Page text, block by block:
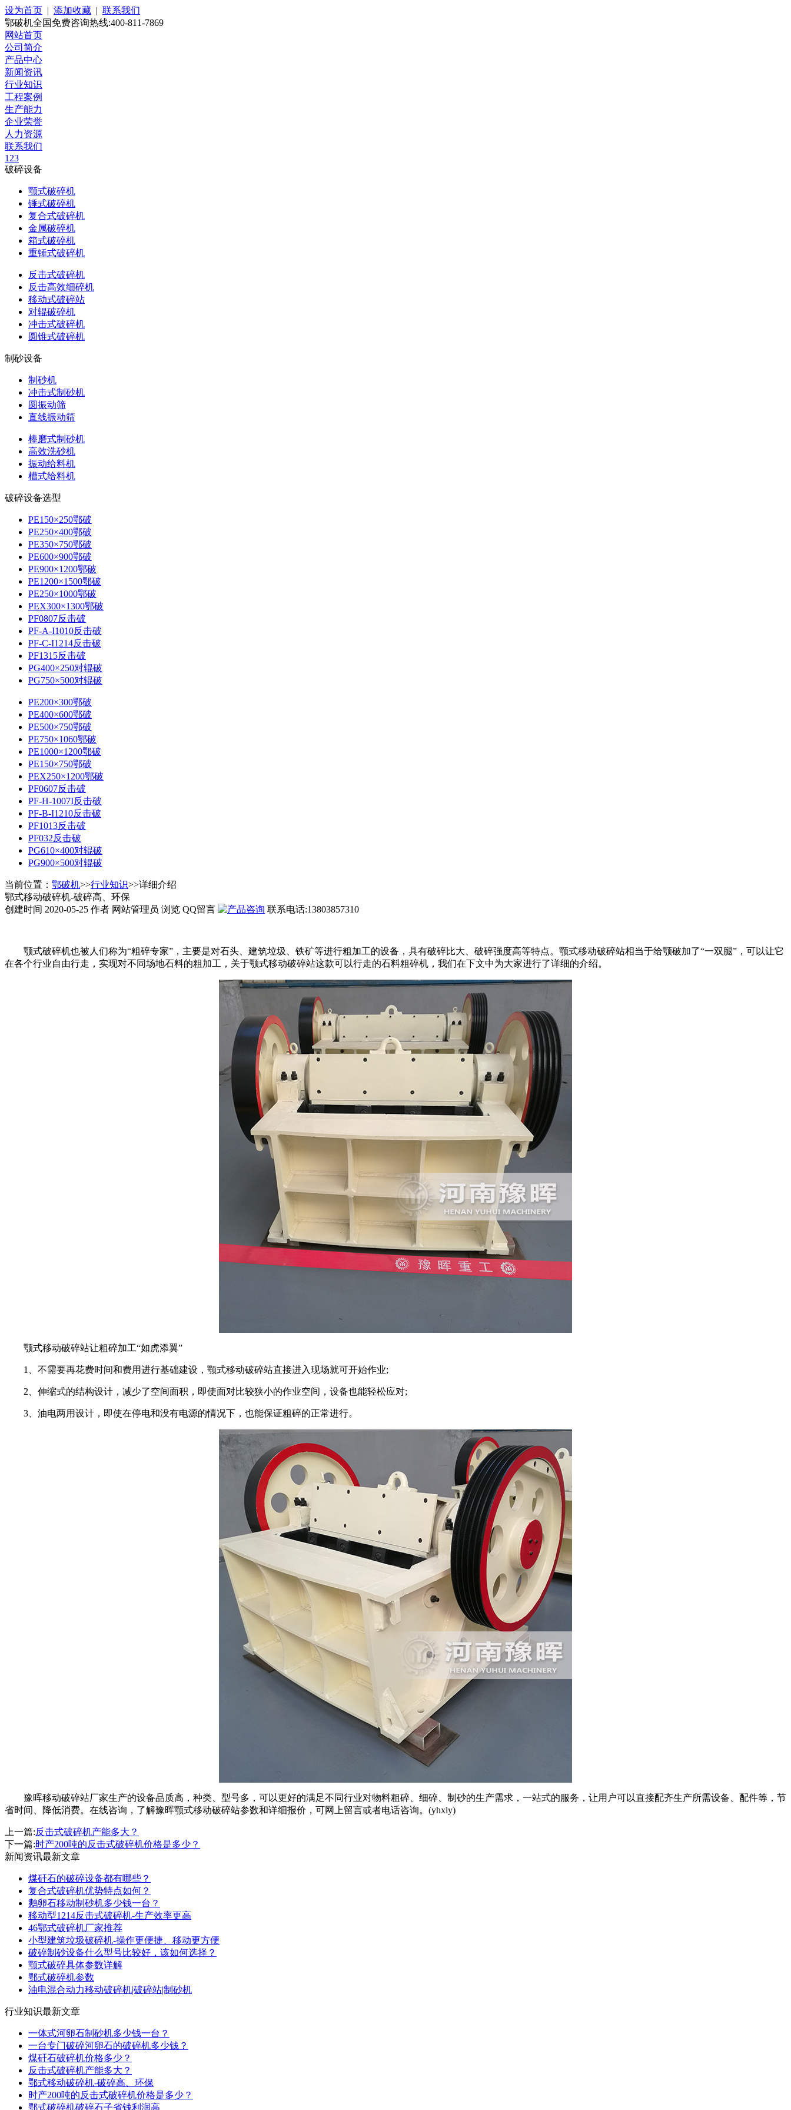
设为首页 | 添加收藏 | 联系我们
鄂破机全国免费咨询热线:400-811-7869
网站首页
公司简介
产品中心
新闻资讯
行业知识
工程案例
生产能力
企业荣誉
人力资源
联系我们
1 23
破碎设备
颚式破碎机
锤式破碎机
复合式破碎机
金属破碎机
箱式破碎机
重锤式破碎机
反击式破碎机
反击高效细碎机
移动式破碎站
对辊破碎机
冲击式破碎机
圆锥式破碎机
制砂设备
制砂机
冲击式制砂机
圆振动筛
直线振动筛
棒磨式制砂机
高效洗砂机
振动给料机
槽式给料机
破碎设备选型
PE150×250鄂破
PE250×400鄂破
PE350×750鄂破
PE600×900鄂破
PE900×1200鄂破
PE1200×1500鄂破
PE250×1000鄂破
PEX300×1300鄂破
PF0807反击破
PF-A-I1010反击破
PF-C-I1214反击破
PF1315反击破
PG400×250对辊破
PG750×500对辊破
PE200×300鄂破
PE400×600鄂破
PE500×750鄂破
PE750×1060鄂破
PE1000×1200鄂破
PE150×750鄂破
PEX250×1200鄂破
PF0607反击破
PF-H-1007I反击破
PF-B-I1210反击破
PF1013反击破
PF032反击破
PG610×400对辊破
PG900×500对辊破
当前位置： 鄂破机>>行业知识>>详细介绍
鄂式移动破碎机-破碎高、环保
创建时间 2020-05-25 作者 网站管理员 浏览 QQ留言 联系电话:13803857310
颚式破碎机也被人们称为“粗碎专家”，主要是对石头、建筑垃圾、铁矿等进行粗加工的设备，具有破碎比大、破碎强度高等特点。颚式移动破碎站相当于给颚破加了“一双腿”，可以让它
在各个行业自由行走，实现对不同场地石料的粗加工，关于颚式移动破碎站这款可以行走的石料粗碎机，我们在下文中为大家进行了详细的介绍。
颚式移动破碎站让粗碎加工“如虎添翼”
1、不需要再花费时间和费用进行基础建设，颚式移动破碎站直接进入现场就可开始作业;
2、伸缩式的结构设计，减少了空间面积，即使面对比较狭小的作业空间，设备也能轻松应对;
3、油电两用设计，即使在停电和没有电源的情况下，也能保证粗碎的正常进行。
豫晖移动破碎站厂家生产的设备品质高，种类、型号多，可以更好的满足不同行业对物料粗碎、细碎、制砂的生产需求，一站式的服务，让用户可以直接配齐生产所需设备、配件等，节
省时间、降低消费。在线咨询，了解豫晖颚式移动破碎站参数和详细报价，可网上留言或者电话咨询。(yhxly)
上一篇:反击式破碎机产能多大？
下一篇:时产200吨的反击式破碎机价格是多少？
新闻资讯最新文章
煤矸石的破碎设备都有哪些？
复合式破碎机优势特点如何？
鹅卵石移动制砂机多少钱一台？
移动型1214反击式破碎机-生产效率更高
46鄂式破碎机厂家推荐
小型建筑垃圾破碎机-操作更便捷、移动更方便
破碎制砂设备什么型号比较好，该如何选择？
颚式破碎具体参数详解
鄂式破碎机参数
油电混合动力移动破碎机|破碎站|制砂机
行业知识最新文章
一体式河卵石制砂机多少钱一台？
一台专门破碎河卵石的破碎机多少钱？
煤矸石破碎机价格多少？
反击式破碎机产能多大？
鄂式移动破碎机-破碎高、环保
时产200吨的反击式破碎机价格是多少？
鄂式破碎机破碎石子省钱利润高